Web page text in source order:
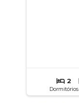
2
Dormitórios